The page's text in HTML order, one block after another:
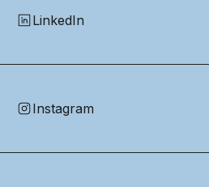
LinkedIn
Instagram